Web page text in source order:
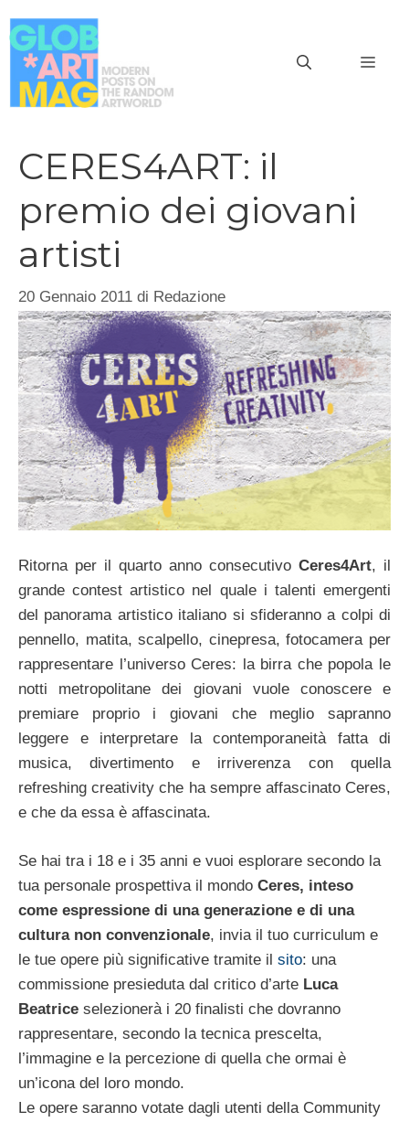
al
contenuto
CERES4ART: il
premio dei giovani
artisti
20 Gennaio 2011 di Redazione
Ritorna per il quarto anno consecutivo Ceres4Art, il
grande contest artistico nel quale i talenti emergenti
del panorama artistico italiano si sfideranno a colpi di
pennello, matita, scalpello, cinepresa, fotocamera per
rappresentare l’universo Ceres: la birra che popola le
notti metropolitane dei giovani vuole conoscere e
premiare proprio i giovani che meglio sapranno
leggere e interpretare la contemporaneità fatta di
musica, divertimento e irriverenza con quella
refreshing creativity che ha sempre affascinato Ceres,
e che da essa è affascinata.
Se hai tra i 18 e i 35 anni e vuoi esplorare secondo la
tua personale prospettiva il mondo Ceres, inteso
come espressione di una generazione e di una
cultura non convenzionale, invia il tuo curriculum e
le tue opere più significative tramite il sito: una
commissione presieduta dal critico d’arte Luca
Beatrice selezionerà i 20 finalisti che dovranno
rappresentare, secondo la tecnica prescelta,
l’immagine e la percezione di quella che ormai è
un’icona del loro mondo.
Le opere saranno votate dagli utenti della Community